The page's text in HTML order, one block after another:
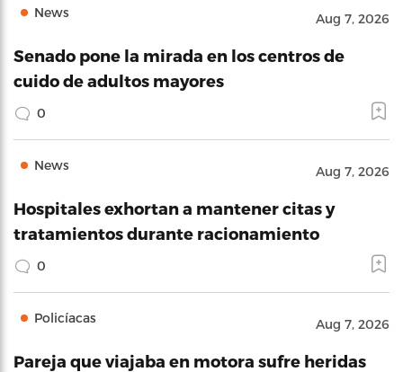
News Aug 7, 2026
Senado pone la mirada en los centros de
cuido de adultos mayores
0
News Aug 7, 2026
Hospitales exhortan a mantener citas y
tratamientos durante racionamiento
0
Policíacas Aug 7, 2026
Pareja que viajaba en motora sufre heridas